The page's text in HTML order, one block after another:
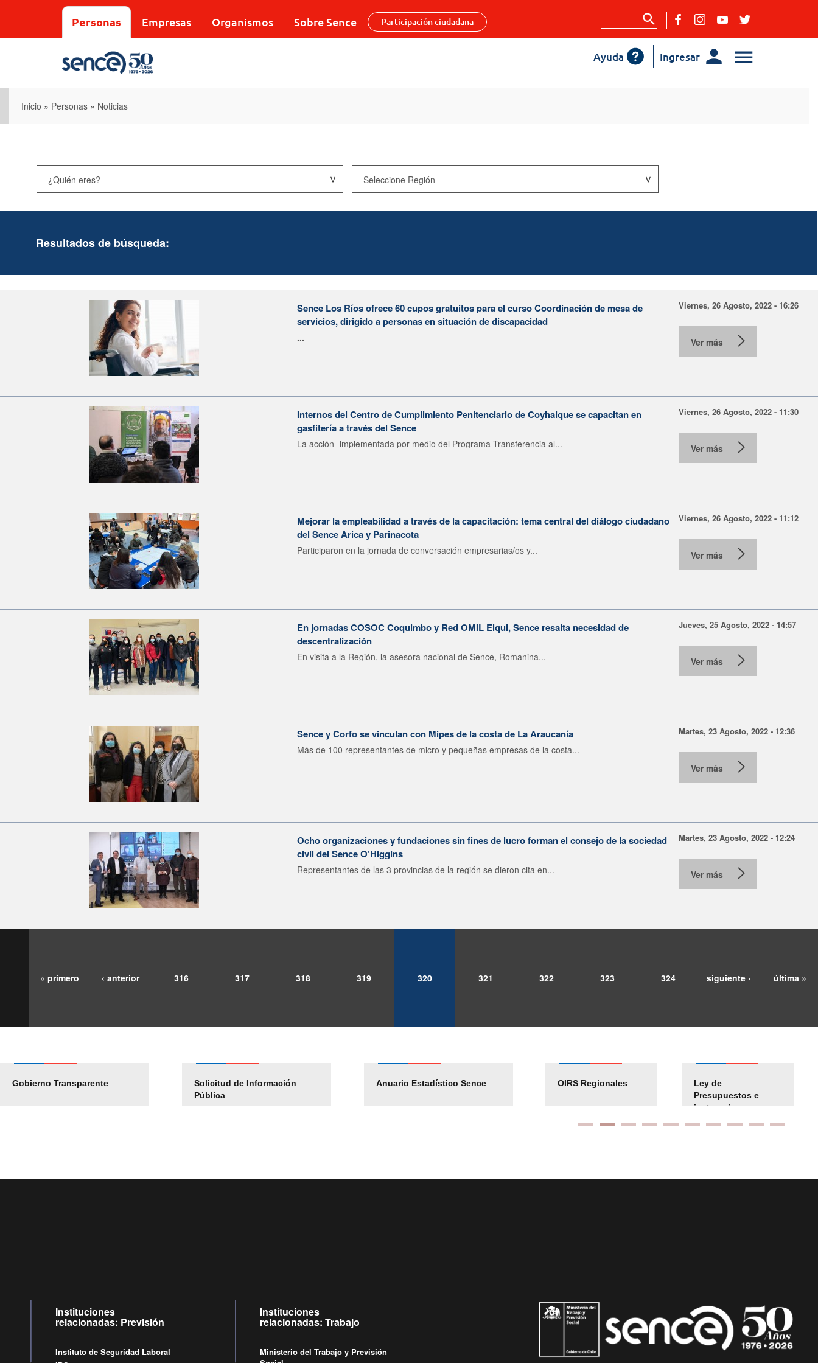
Personas Empresas Organismos Sobre Sence Participación ciudadana
Ingresar
Ayuda
Inicio » Personas » Noticias
Resultados de búsqueda:
Sence Los Ríos ofrece 60 cupos gratuitos para el curso Coordinación de mesa de
servicios, dirigido a personas en situación de discapacidad
...
Viernes, 26 Agosto, 2022 - 16:26
Ver más
Internos del Centro de Cumplimiento Penitenciario de Coyhaique se capacitan en
gasfitería a través del Sence
La acción -implementada por medio del Programa Transferencia al...
Viernes, 26 Agosto, 2022 - 11:30
Ver más
Mejorar la empleabilidad a través de la capacitación: tema central del diálogo ciudadano
del Sence Arica y Parinacota
Participaron en la jornada de conversación empresarias/os y...
Viernes, 26 Agosto, 2022 - 11:12
Ver más
En jornadas COSOC Coquimbo y Red OMIL Elqui, Sence resalta necesidad de
descentralización
En visita a la Región, la asesora nacional de Sence, Romanina...
Jueves, 25 Agosto, 2022 - 14:57
Ver más
Sence y Corfo se vinculan con Mipes de la costa de La Araucanía
Más de 100 representantes de micro y pequeñas empresas de la costa...
Martes, 23 Agosto, 2022 - 12:36
Ver más
Ocho organizaciones y fundaciones sin fines de lucro forman el consejo de la sociedad
civil del Sence O’Higgins
Representantes de las 3 provincias de la región se dieron cita en...
Martes, 23 Agosto, 2022 - 12:24
Ver más
« primero ‹ anterior 316 317 318 319 320 321 322 323 324 siguiente › última »
Gobierno Transparente
Solicitud de Información
Pública
Anuario Estadístico Sence
Pago Proveedores
Empleos Públicos
Solicitud Audiencias
OIRS Regionales
Ley de
Presupuestos e
instrucciones
Instituciones
relacionadas: Previsión
Instituto de Seguridad Laboral
Instituciones
relacionadas: Trabajo
Ministerio del Trabajo y Previsión